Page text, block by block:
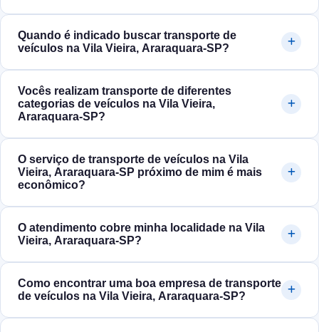
Quando é indicado buscar transporte de
veículos na Vila Vieira, Araraquara‑SP?
Vocês realizam transporte de diferentes
categorias de veículos na Vila Vieira,
Araraquara‑SP?
O serviço de transporte de veículos na Vila
Vieira, Araraquara‑SP próximo de mim é mais
econômico?
O atendimento cobre minha localidade na Vila
Vieira, Araraquara‑SP?
Como encontrar uma boa empresa de transporte
de veículos na Vila Vieira, Araraquara‑SP?